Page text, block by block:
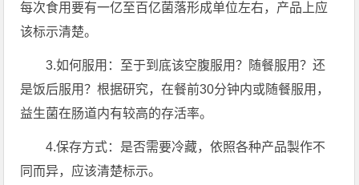
每次食用要有一亿至百亿菌落形成单位左右，产品上应
该标示清楚。
3.如何服用：至于到底该空腹服用？随餐服用？还
是饭后服用？根据研究，在餐前30分钟内或随餐服用，
益生菌在肠道内有较高的存活率。
4.保存方式：是否需要冷藏，依照各种产品製作不
同而异，应该清楚标示。